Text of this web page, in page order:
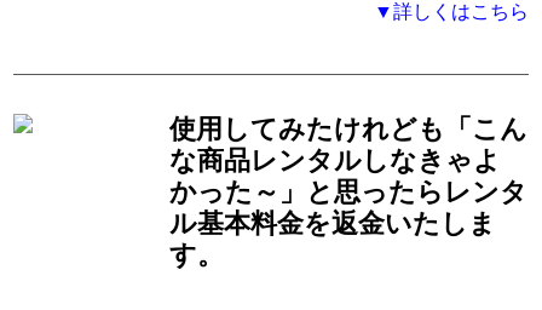
▼詳しくはこちら
使用してみたけれども「こん
な商品レンタルしなきゃよ
かった～」と思ったらレンタ
ル基本料金を返金いたしま
す。